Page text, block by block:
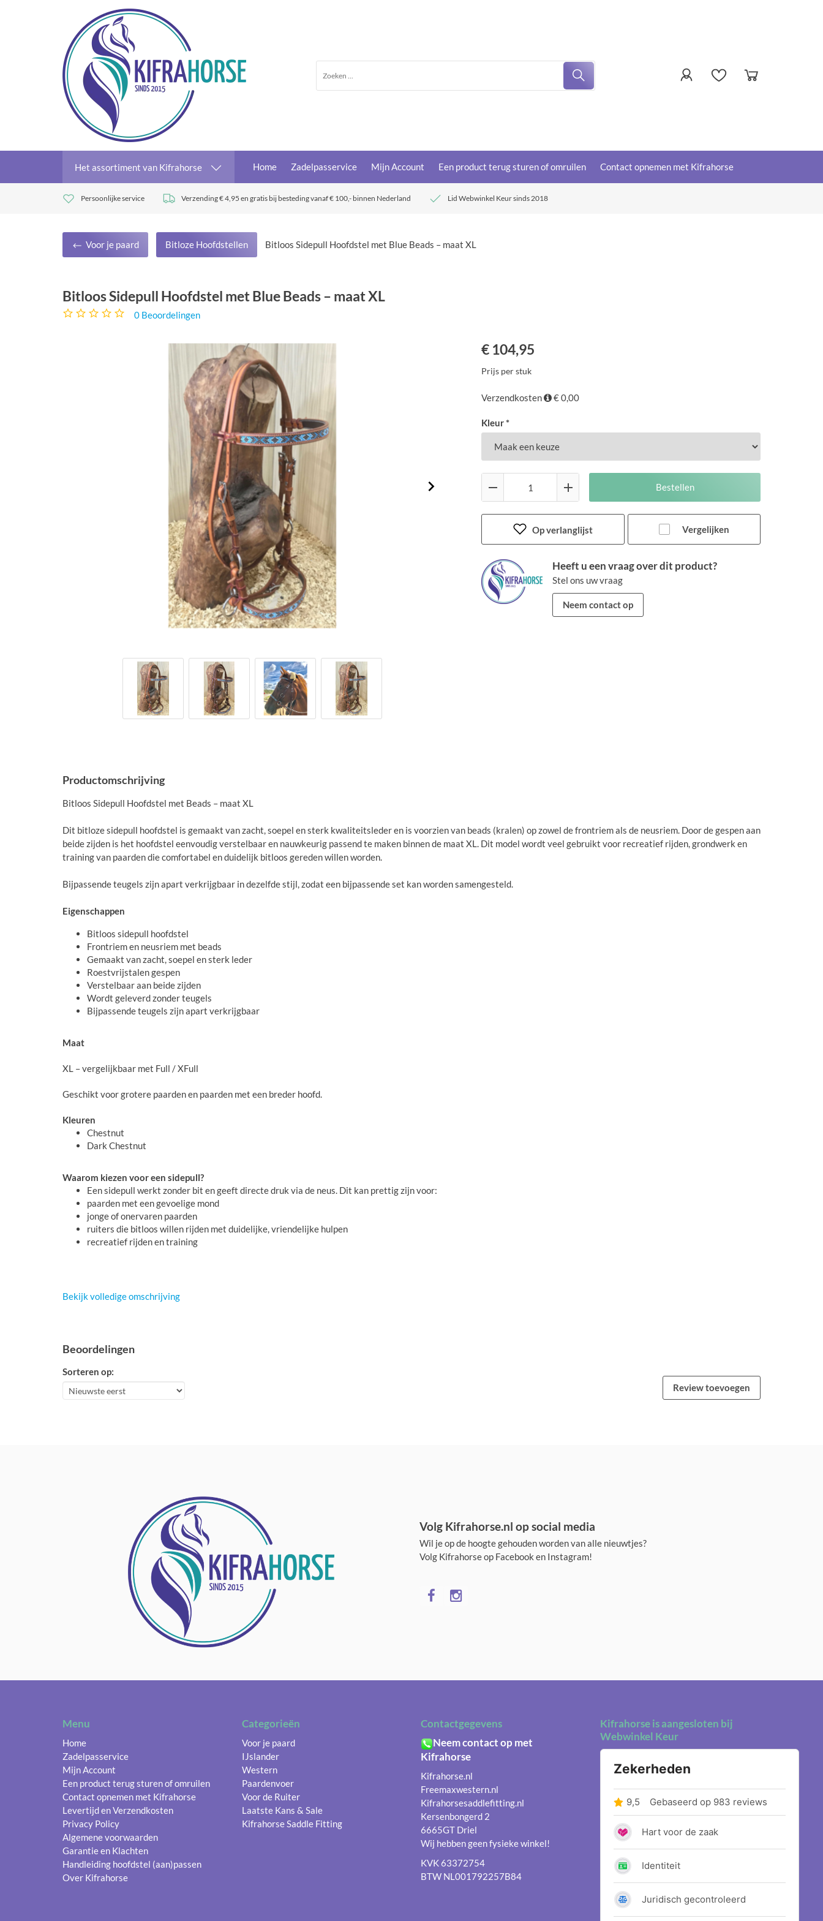
Het assortiment van Kifrahorse Home Zadelpasservice Mijn Account Een product terug sturen of omruilen Contact opnemen met Kifrahorse
Persoonlijke service Verzending € 4,95 en gratis bij besteding vanaf € 100,- binnen Nederland Lid Webwinkel Keur sinds 2018
Voor je paard Bitloze Hoofdstellen Bitloos Sidepull Hoofdstel met Blue Beads – maat XL
Bitloos Sidepull Hoofdstel met Blue Beads – maat XL
0 Beoordelingen
€ 104,95
Prijs per stuk
Verzendkosten € 0,00
Kleur *
Bestellen
Op verlanglijst Vergelijken
Heeft u een vraag over dit product?
Stel ons uw vraag
Neem contact op
Productomschrijving
Bitloos Sidepull Hoofdstel met Beads – maat XL
Dit bitloze sidepull hoofdstel is gemaakt van zacht, soepel en sterk kwaliteitsleder en is voorzien van beads (kralen) op zowel de frontriem als de neusriem. Door de gespen aan
beide zijden is het hoofdstel eenvoudig verstelbaar en nauwkeurig passend te maken binnen de maat XL. Dit model wordt veel gebruikt voor recreatief rijden, grondwerk en
training van paarden die comfortabel en duidelijk bitloos gereden willen worden.
Bijpassende teugels zijn apart verkrijgbaar in dezelfde stijl, zodat een bijpassende set kan worden samengesteld.
Eigenschappen
Bitloos sidepull hoofdstel
Frontriem en neusriem met beads
Gemaakt van zacht, soepel en sterk leder
Roestvrijstalen gespen
Verstelbaar aan beide zijden
Wordt geleverd zonder teugels
Bijpassende teugels zijn apart verkrijgbaar
Maat
XL – vergelijkbaar met Full / XFull
Geschikt voor grotere paarden en paarden met een breder hoofd.
Kleuren
Chestnut
Dark Chestnut
Waarom kiezen voor een sidepull?
Een sidepull werkt zonder bit en geeft directe druk via de neus. Dit kan prettig zijn voor:
paarden met een gevoelige mond
jonge of onervaren paarden
ruiters die bitloos willen rijden met duidelijke, vriendelijke hulpen
recreatief rijden en training
Bekijk volledige omschrijving
Beoordelingen
Sorteren op:
Review toevoegen
Volg Kifrahorse.nl op social media
Wil je op de hoogte gehouden worden van alle nieuwtjes?
Volg Kifrahorse op Facebook en Instagram!
Categorieën
Voor je paard
IJslander
Western
Paardenvoer
Voor de Ruiter
Laatste Kans & Sale
Kifrahorse Saddle Fitting
Menu
Home
Zadelpasservice
Mijn Account
Een product terug sturen of omruilen
Contact opnemen met Kifrahorse
Levertijd en Verzendkosten
Privacy Policy
Algemene voorwaarden
Garantie en Klachten
Handleiding hoofdstel (aan)passen
Over Kifrahorse
Contactgegevens
Neem contact op met
Kifrahorse
Kifrahorse.nl
Freemaxwestern.nl
Kifrahorsesaddlefitting.nl
Kersenbongerd 2
6665GT Driel
Wij hebben geen fysieke winkel!
KVK 63372754
BTW NL001792257B84
Kifrahorse is aangesloten bij
Webwinkel Keur